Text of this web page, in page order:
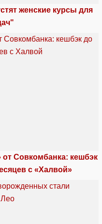
женские курсы для
Совкомбанка: кешбэк
с «Халвой»